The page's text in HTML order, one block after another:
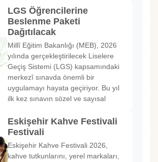
LGS Öğrencilerine
Beslenme Paketi
Dağıtılacak
Millî Eğitim Bakanlığı (MEB), 2026
yılında gerçekleştirilecek Liselere
Geçiş Sistemi (LGS) kapsamındaki
merkezî sınavda önemli bir
uygulamayı hayata geçiriyor. Bu yıl
ilk kez sınavın sözel ve sayısal
Eskişehir Kahve Festivali
Festivali
Eskişehir Kahve Festivali 2026,
kahve tutkunlarını, yerel markaları,